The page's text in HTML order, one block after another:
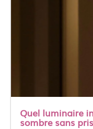
Quel luminaire
sombre sans